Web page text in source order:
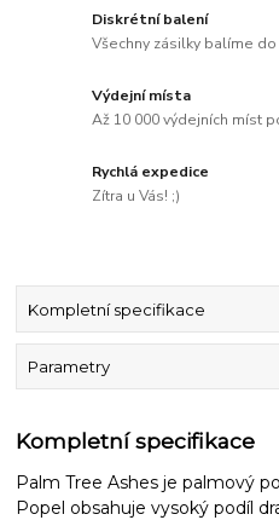
Diskrétní balení
Všechny zásilky balíme
Výdejní místa
Až 10 000 výdejních míst
Rychlá expedice
Zítra u Vás! ;)
Kompletní specifikace
Parametry
Kompletní specifikace
Palm Tree Ashes je palmový
Popel obsahuje vysoký podíl